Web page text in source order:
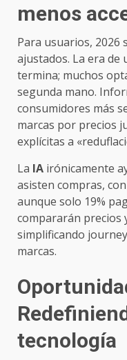
menos
Para usuarios, 2026
ajustados. La era de
termina; muchos
segunda mano.
consumidores más
marcas por precios
explícitas a
La IA irónicamente
asisten compras,
aunque solo 19%
compararán precios
simplificando
marcas.
tecnología